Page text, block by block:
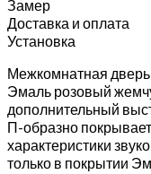
Замер
Доставка и оплата
Установка
Межкомнатная
Эмаль розовый
дополнительный
П-образно
характеристики
только в покрытии